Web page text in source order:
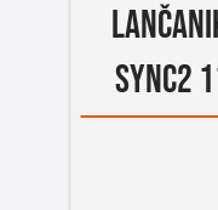
SYNC2